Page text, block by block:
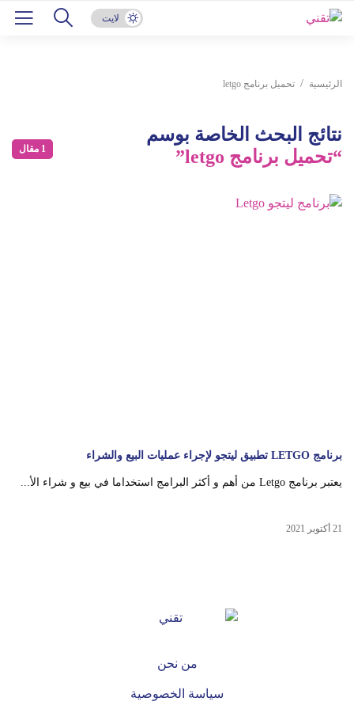
لايت
الرئيسية تحميل برنامج letgo
نتائج البحث الخاصة بوسم
“تحميل برنامج letgo”
1 مقال
برنامج LETGO تطبيق ليتجو لإجراء عمليات البيع والشراء
يعتبر برنامج Letgo من أهم و أكثر البرامج استخداما في بيع و شراء الأ...
21 أكتوبر 2021
من نحن
سياسة الخصوصية